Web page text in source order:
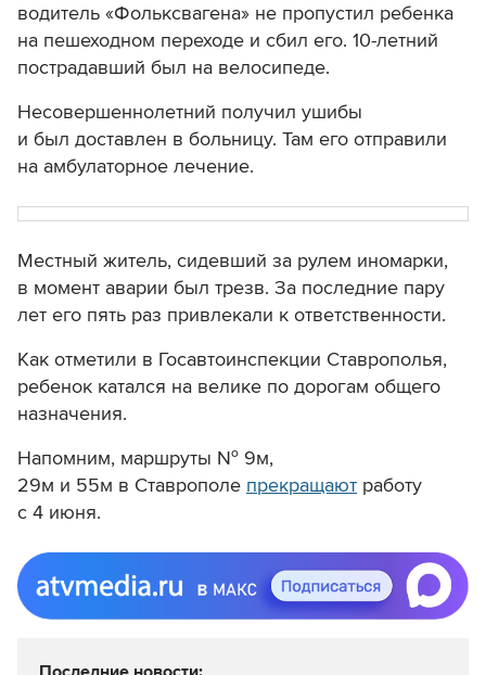
водитель «Фольксвагена» не пропустил ребенка
на пешеходном переходе и сбил его. 10-летний
пострадавший был на велосипеде.
Несовершеннолетний получил ушибы
и был доставлен в больницу. Там его отправили
на амбулаторное лечение.
Местный житель, сидевший за рулем иномарки,
в момент аварии был трезв. За последние пару
лет его пять раз привлекали к ответственности.
Как отметили в Госавтоинспекции Ставрополья,
ребенок катался на велике по дорогам общего
назначения.
Напомним, маршруты № 9м,
29м и 55м в Ставрополе прекращают работу
с 4 июня.